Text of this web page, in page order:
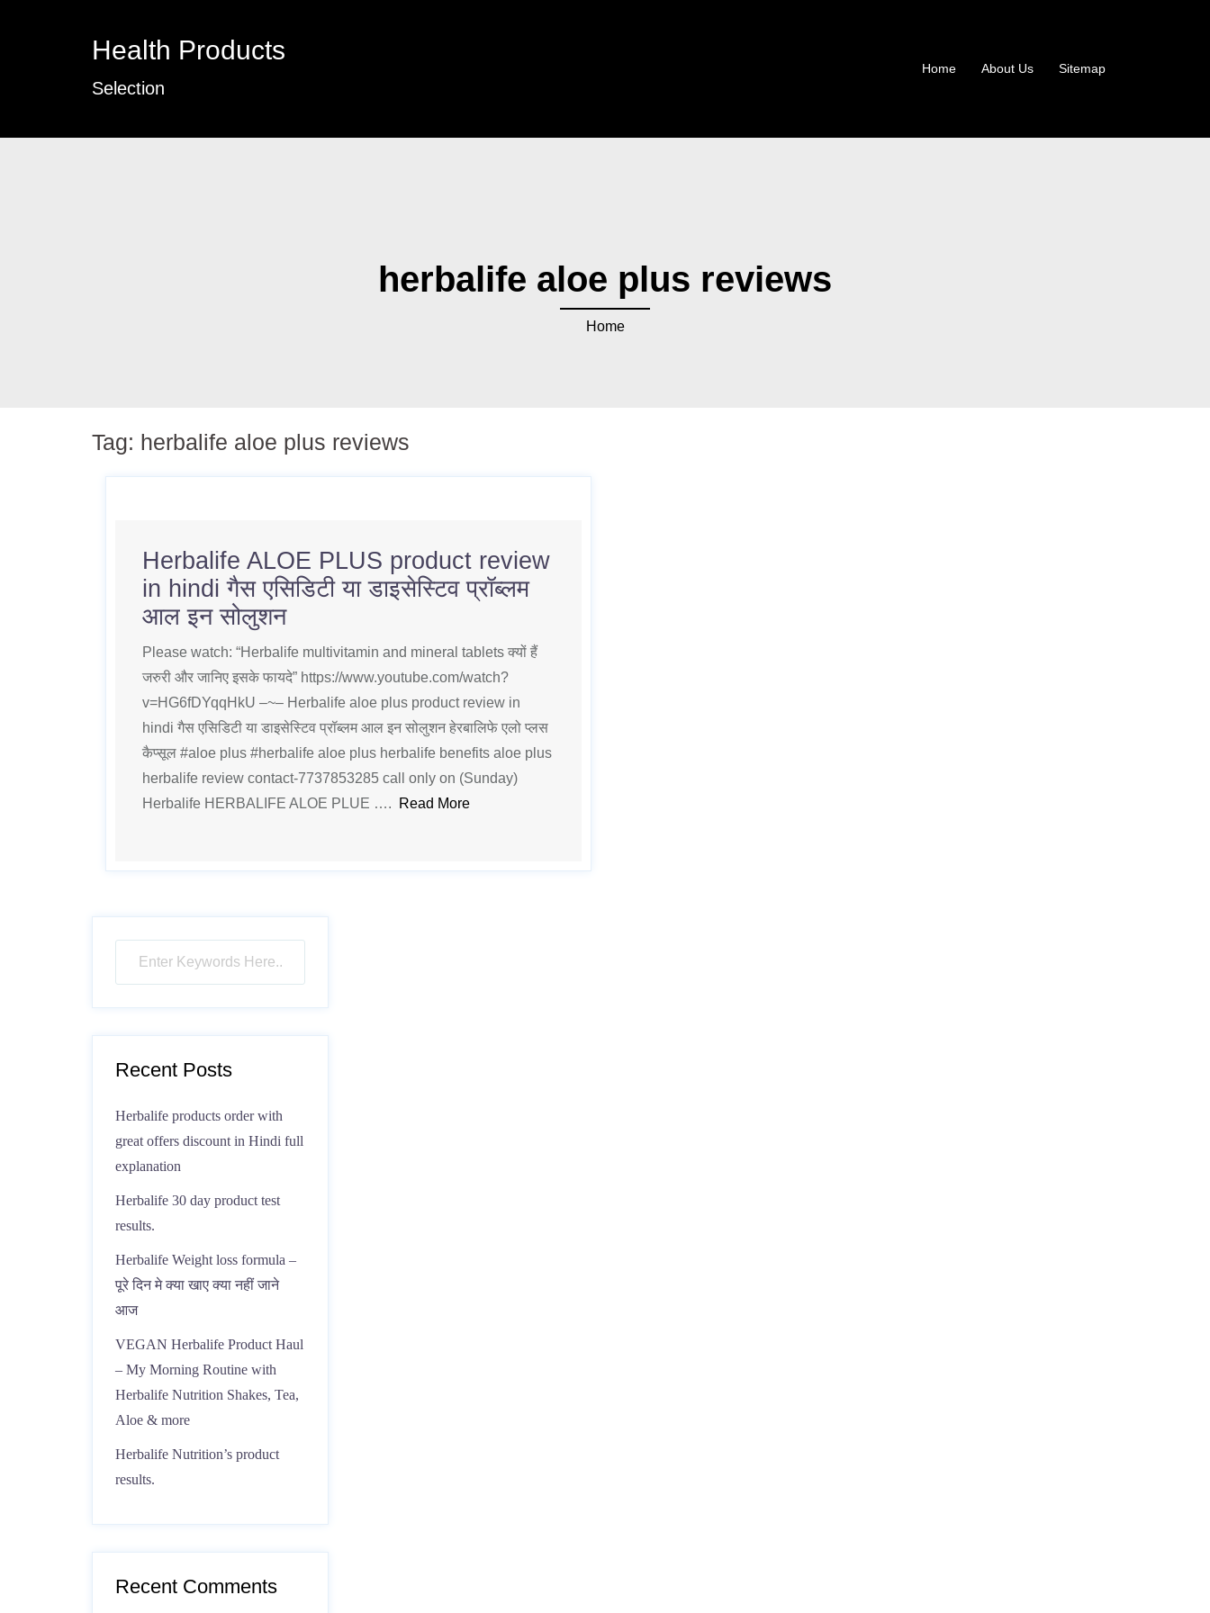
Health Products
Selection
Home About Us Sitemap
herbalife aloe plus reviews
Home
Tag: herbalife aloe plus reviews
Herbalife ALOE PLUS product review
in hindi गैस एसिडिटी या डाइसेस्टिव प्रॉब्लम
आल इन सोलुशन
Please watch: “Herbalife multivitamin and mineral tablets क्यों हैं
जरुरी और जानिए इसके फायदे” https://www.youtube.com/watch?
v=HG6fDYqqHkU –~– Herbalife aloe plus product review in
hindi गैस एसिडिटी या डाइसेस्टिव प्रॉब्लम आल इन सोलुशन हेरबालिफे एलो प्लस
कैप्सूल #aloe plus #herbalife aloe plus herbalife benefits aloe plus
herbalife review contact-7737853285 call only on (Sunday)
Herbalife HERBALIFE ALOE PLUE ….
Read More
Recent Posts
Herbalife products order with
great offers discount in Hindi full
explanation
Herbalife 30 day product test
results.
Herbalife Weight loss formula –
पूरे दिन मे क्या खाए क्या नहीं जाने
आज
VEGAN Herbalife Product Haul
– My Morning Routine with
Herbalife Nutrition Shakes, Tea,
Aloe & more
Herbalife Nutrition’s product
results.
Recent Comments